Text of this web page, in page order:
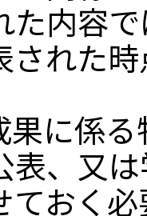
た内容
された
果に係
表、又
ておく